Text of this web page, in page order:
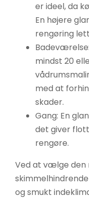
er ideel, da
En højere
rengøring
mindst 20
med at
skader.
Gang: En
det giver
rengøre.
Ved at vælge den
og smukt